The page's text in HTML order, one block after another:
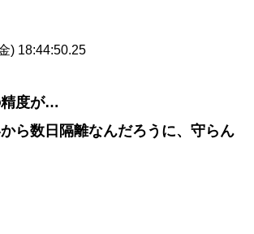
) 18:44:50.25
精度が…
ら数日隔離なんだろうに、守らん